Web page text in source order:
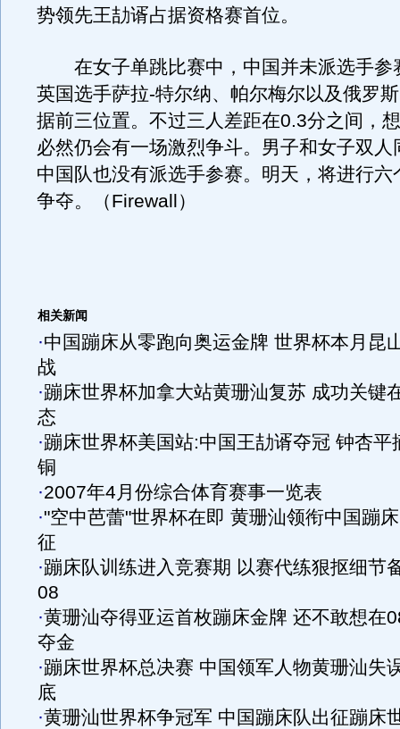
势领先王劼谞占据资格赛首位。
在女子单跳比赛中，中国并未派选手参
英国选手萨拉-特尔纳、帕尔梅尔以及俄罗
据前三位置。不过三人差距在0.3分之间，
必然仍会有一场激烈争斗。男子和女子双人
中国队也没有派选手参赛。明天，将进行六
争夺。（Firewall）
相关新闻
·中国蹦床从零跑向奥运金牌 世界杯本月昆
战
·蹦床世界杯加拿大站黄珊汕复苏 成功关键
态
·蹦床世界杯美国站:中国王劼谞夺冠 钟杏平
铜
·2007年4月份综合体育赛事一览表
·"空中芭蕾"世界杯在即 黄珊汕领衔中国蹦
征
·蹦床队训练进入竞赛期 以赛代练狠抠细节
08
·黄珊汕夺得亚运首枚蹦床金牌 还不敢想在
夺金
·蹦床世界杯总决赛 中国领军人物黄珊汕失
底
·黄珊汕世界杯争冠军 中国蹦床队出征蹦床